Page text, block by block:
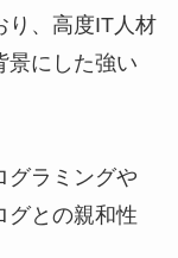
り、高度IT人材
景にした強い
グラミングや
グとの親和性